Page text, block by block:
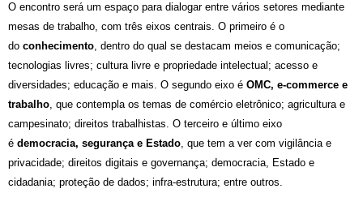
O encontro será um espaço para dialogar entre vários setores mediante
mesas de trabalho, com três eixos centrais. O primeiro é o
do conhecimento, dentro do qual se destacam meios e comunicação;
tecnologias livres; cultura livre e propriedade intelectual; acesso e
diversidades; educação e mais. O segundo eixo é OMC, e-commerce e
trabalho, que contempla os temas de comércio eletrônico; agricultura e
campesinato; direitos trabalhistas. O terceiro e último eixo
é democracia, segurança e Estado, que tem a ver com vigilância e
privacidade; direitos digitais e governança; democracia, Estado e
cidadania; proteção de dados; infra-estrutura; entre outros.